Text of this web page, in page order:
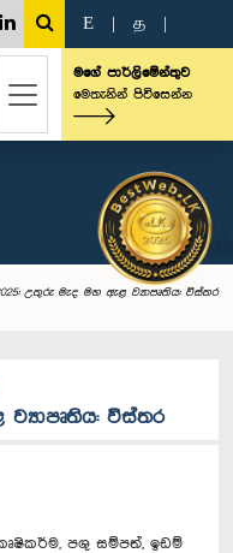
E த
මගේ පාර්ලිමේන්තුව
මෙතැනින් පිවිසෙන්න
උතුරු මැද මහ ඇළ ව්‍යාපෘතිය: විස්තර
ව්‍යාපෘතිය: විස්තර
පශු සම්පත්, ඉඩම්